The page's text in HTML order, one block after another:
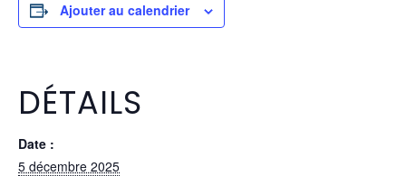
Ajouter au calendrier
DÉTAILS
Date :
5 décembre 2025